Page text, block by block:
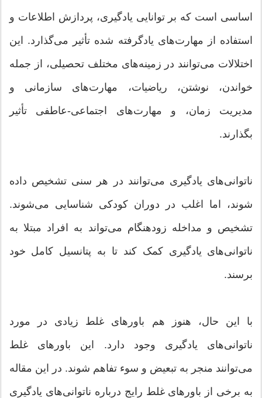
اساسی است که بر توانایی یادگیری، پردازش اطلاعات و
استفاده از مهارت‌های یادگرفته شده تأثیر می‌گذارد. این
اختلالات می‌توانند در زمینه‌های مختلف تحصیلی، از جمله
خواندن، نوشتن، ریاضیات، مهارت‌های سازمانی و
مدیریت زمان، و مهارت‌های اجتماعی-عاطفی تأثیر
بگذارند.
ناتوانی‌های یادگیری می‌توانند در هر سنی تشخیص داده
شوند، اما اغلب در دوران کودکی شناسایی می‌شوند.
تشخیص و مداخله زودهنگام می‌تواند به افراد مبتلا به
ناتوانی‌های یادگیری کمک کند تا به پتانسیل کامل خود
برسند.
با این حال، هنوز هم باورهای غلط زیادی در مورد
ناتوانی‌های یادگیری وجود دارد. این باورهای غلط
می‌توانند منجر به تبعیض و سوء تفاهم شوند. در این مقاله
به برخی از باورهای غلط رایج درباره ناتوانی‌های یادگیری